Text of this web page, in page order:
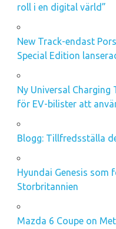
roll i en digital värld”
New Track-endast
Special Edition
Ny Universal
för EV-bilister att
Blogg: Tillfredsställa
Hyundai Genesis som
Storbritannien
Mazda 6 Coupe on